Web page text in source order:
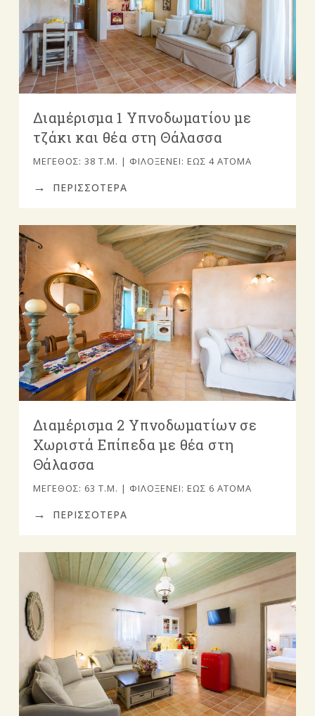
Διαμέρισμα 1 Υπνοδωματίου με
τζάκι και θέα στη Θάλασσα
ΜΈΓΕΘΟΣ: 38 Τ.Μ. | ΦΙΛΟΞΕΝΕΊ: ΈΩΣ 4 ΆΤΟΜΑ
ΠΕΡΙΣΣΟΤΕΡΑ
Διαμέρισμα 2 Υπνοδωματίων σε
Χωριστά Επίπεδα με θέα στη
Θάλασσα
ΜΈΓΕΘΟΣ: 63 Τ.Μ. | ΦΙΛΟΞΕΝΕΊ: ΈΩΣ 6 ΆΤΟΜΑ
ΠΕΡΙΣΣΟΤΕΡΑ